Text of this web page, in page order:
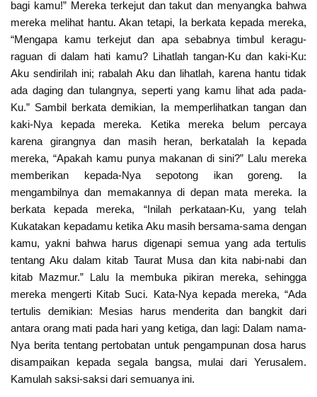
bagi kamu!” Mereka terkejut dan takut dan menyangka bahwa
mereka melihat hantu. Akan tetapi, Ia berkata kepada mereka,
“Mengapa kamu terkejut dan apa sebabnya timbul keragu-
raguan di dalam hati kamu? Lihatlah tangan-Ku dan kaki-Ku:
Aku sendirilah ini; rabalah Aku dan lihatlah, karena hantu tidak
ada daging dan tulangnya, seperti yang kamu lihat ada pada-
Ku.” Sambil berkata demikian, Ia memperlihatkan tangan dan
kaki-Nya kepada mereka. Ketika mereka belum percaya
karena girangnya dan masih heran, berkatalah Ia kepada
mereka, “Apakah kamu punya makanan di sini?” Lalu mereka
memberikan kepada-Nya sepotong ikan goreng. Ia
mengambilnya dan memakannya di depan mata mereka. Ia
berkata kepada mereka, “Inilah perkataan-Ku, yang telah
Kukatakan kepadamu ketika Aku masih bersama-sama dengan
kamu, yakni bahwa harus digenapi semua yang ada tertulis
tentang Aku dalam kitab Taurat Musa dan kita nabi-nabi dan
kitab Mazmur.” Lalu Ia membuka pikiran mereka, sehingga
mereka mengerti Kitab Suci. Kata-Nya kepada mereka, “Ada
tertulis demikian: Mesias harus menderita dan bangkit dari
antara orang mati pada hari yang ketiga, dan lagi: Dalam nama-
Nya berita tentang pertobatan untuk pengampunan dosa harus
disampaikan kepada segala bangsa, mulai dari Yerusalem.
Kamulah saksi-saksi dari semuanya ini.